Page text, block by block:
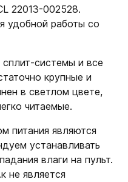
22013-002528.
удобной работы со
системы и все
крупные и
в светлом цвете,
читаемые.
питания являются
устанавливать
влаги на пульт.
не является